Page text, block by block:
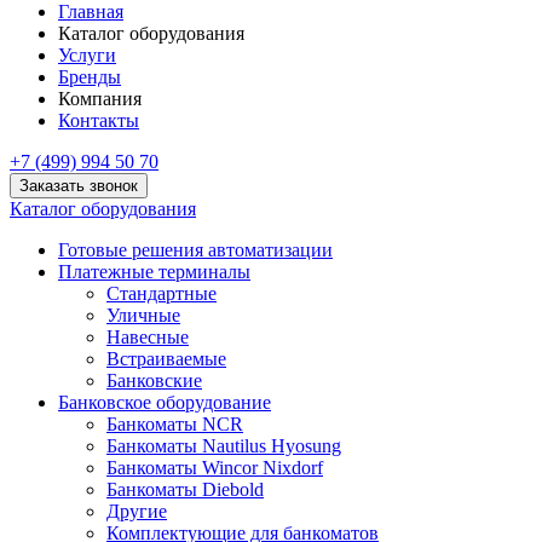
Главная
Каталог оборудования
Услуги
Бренды
Компания
Контакты
+7 (499) 994 50 70
Заказать звонок
Каталог оборудования
Готовые решения автоматизации
Платежные терминалы
Стандартные
Уличные
Навесные
Встраиваемые
Банковские
Банковское оборудование
Банкоматы NCR
Банкоматы Nautilus Hyosung
Банкоматы Wincor Nixdorf
Банкоматы Diebold
Другие
Комплектующие для банкоматов